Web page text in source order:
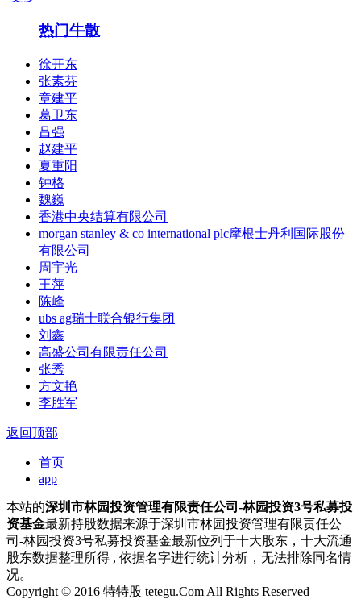
热门牛散
徐开东
张素芬
章建平
葛卫东
吕强
赵建平
夏重阳
钟格
魏巍
香港中央结算有限公司
morgan stanley & co international plc摩根士丹利国际股份
有限公司
周宇光
王萍
陈峰
ubs ag瑞士联合银行集团
刘鑫
高盛公司有限责任公司
张秀
方文艳
李胜军
返回顶部
首页
app
本站的深圳市林园投资管理有限责任公司-林园投资3号私募投
资基金最新持股数据来源于深圳市林园投资管理有限责任公
司-林园投资3号私募投资基金最新位列于十大股东，十大流通
股东数据整理所得 , 依据名字进行统计分析，无法排除同名情
况。
Copyright © 2016 特特股 tetegu.Com All Rights Reserved